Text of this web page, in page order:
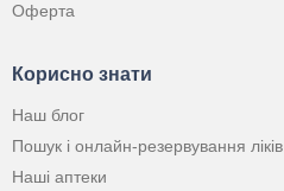
Оферта
Корисно знати
Наш блог
Пошук і онлайн-резервування ліків
Наші аптеки